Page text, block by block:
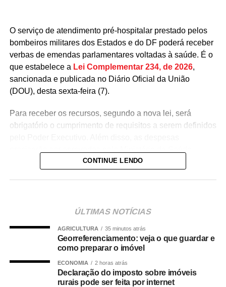
O serviço de atendimento pré-hospitalar prestado pelos
bombeiros militares dos Estados e do DF poderá receber
verbas de emendas parlamentares voltadas à saúde. É o
que estabelece a Lei Complementar 234, de 2026,
sancionada e publicada no Diário Oficial da União
(DOU), desta sexta-feira (7).
Para receber os recursos, segundo a nova lei, será
obrigatório o cumprimento de requisitos a serem definidos
A lei proíbe o uso dessas emendas para pagamento de
não seja relativo ao atendimento pré-hospitalar.
Com origem noProjeto de Lei Complementar (PLP)
, de autoria do deputado Guilherme Derrite (PP-
aprovada no Senado em julho
ano, com parecer favorável do senador Nelsinho Trad
CONTINUE LENDO
ÚLTIMAS NOTÍCIAS
AGRICULTURA 35 minutos atrás
Georreferenciamento: veja o que guardar e
como preparar o imóvel
ECONOMIA 2 horas atrás
Declaração do imposto sobre imóveis
rurais pode ser feita por internet